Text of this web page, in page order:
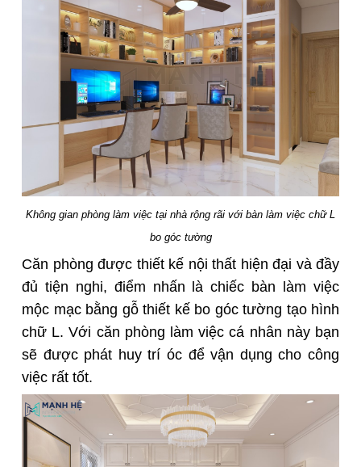
Không gian phòng làm việc tại nhà rộng rãi với bàn làm việc chữ L
bo góc tường
Căn phòng được thiết kế nội thất hiện đại và đầy
đủ tiện nghi, điểm nhấn làchiếc bàn làm việc
mộc mạc bằng gỗ thiết kế bo góc tường tạo hình
chữ L. Với căn phòng làm việc cá nhân này bạn
sẽ được phát huy trí óc để vận dụng cho công
việc rất tốt.